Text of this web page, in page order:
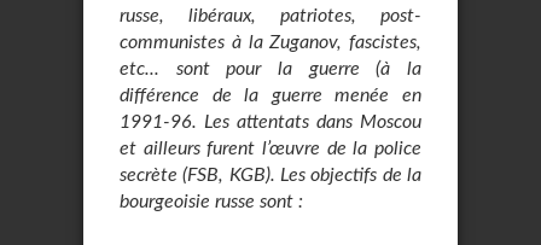
russe, libéraux, patriotes, post-
communistes à la Zuganov, fascistes,
etc... sont pour la guerre (à la
différence de la guerre menée en
1991-96. Les attentats dans Moscou
et ailleurs furent l’œuvre de la police
secrète (FSB, KGB). Les objectifs de la
bourgeoisie russe sont :